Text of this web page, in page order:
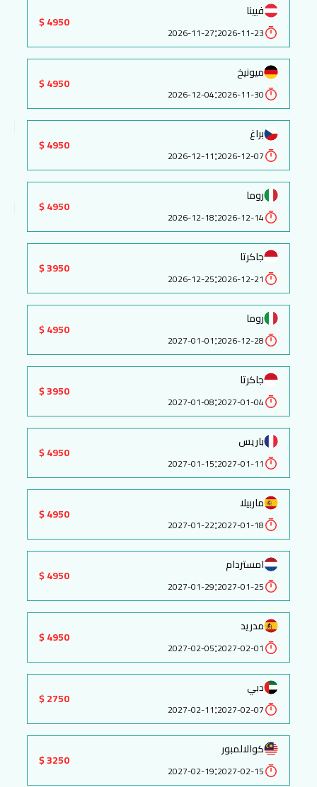
فيينا
2026-11-23
:
2026-11-27
4950 $
ميونيخ
2026-11-30
:
2026-12-04
4950 $
براغ
2026-12-07
:
2026-12-11
4950 $
روما
2026-12-14
:
2026-12-18
4950 $
جاكرتا
2026-12-21
:
2026-12-25
3950 $
روما
2026-12-28
:
2027-01-01
4950 $
جاكرتا
2027-01-04
:
2027-01-08
3950 $
باريس
2027-01-11
:
2027-01-15
4950 $
ماربيلا
2027-01-18
:
2027-01-22
4950 $
امستردام
2027-01-25
:
2027-01-29
4950 $
مدريد
2027-02-01
:
2027-02-05
4950 $
دبي
2027-02-07
:
2027-02-11
2750 $
كوالالمبور
2027-02-15
:
2027-02-19
3250 $